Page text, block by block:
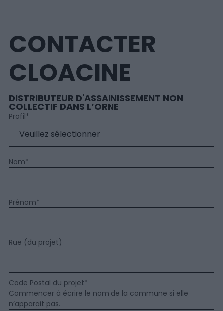
CONTACTER
CLOACINE
DISTRIBUTEUR D'ASSAINISSEMENT NON
COLLECTIF DANS L’ORNE
Profil*
Nom*
Prénom*
Rue (du projet)
Code Postal du projet*
Commencer à écrire le nom de la commune si elle
n’apparait pas.